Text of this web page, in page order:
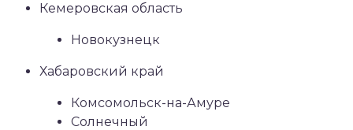
Кемеровская область
Новокузнецк
Хабаровский край
Комсомольск-на-Амуре
Солнечный